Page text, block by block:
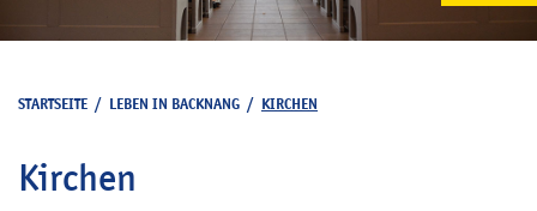
STARTSEITE / LEBEN IN BACKNANG / KIRCHEN
Kirchen